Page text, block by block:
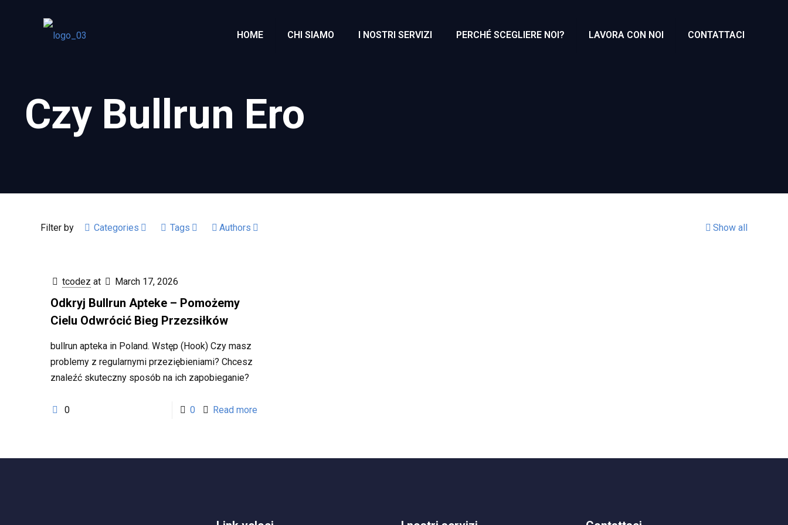
HOME CHI SIAMO I NOSTRI SERVIZI PERCHÉ SCEGLIERE NOI? LAVORA CON NOI CONTATTACI
Czy Bullrun Ero
Filter by Categories Tags Authors Show all
tcodez at March 17, 2026
Odkryj Bullrun Apteke – Pomożemy
Cielu Odwrócić Bieg Przezsiłków
bullrun apteka in Poland. Wstęp (Hook) Czy masz
problemy z regularnymi przeziębieniami? Chcesz
znaleźć skuteczny sposób na ich zapobieganie?
0 0 Read more